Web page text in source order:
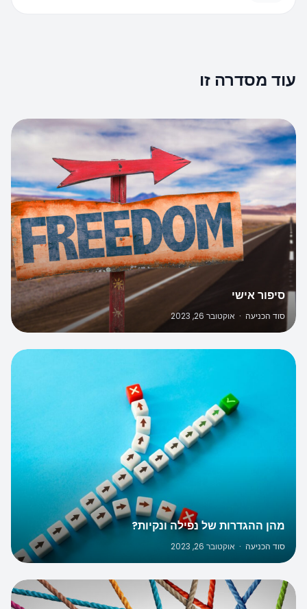
עוד מסדרה זו
סיפור אישי
סוד הכניעה · אוקטובר 26, 2023
מהן ההגדרות של נפילה ונקיות?
סוד הכניעה · אוקטובר 26, 2023